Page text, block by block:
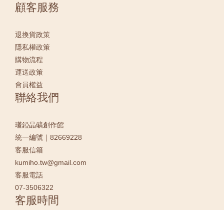
顧客服務
退換貨政策
隱私權政策
購物流程
運送政策
會員權益
聯絡我們
瓂錏晶礦創作館
統一編號｜82669228
客服信箱
kumiho.tw@gmail.com
客服電話
07-3506322
客服時間